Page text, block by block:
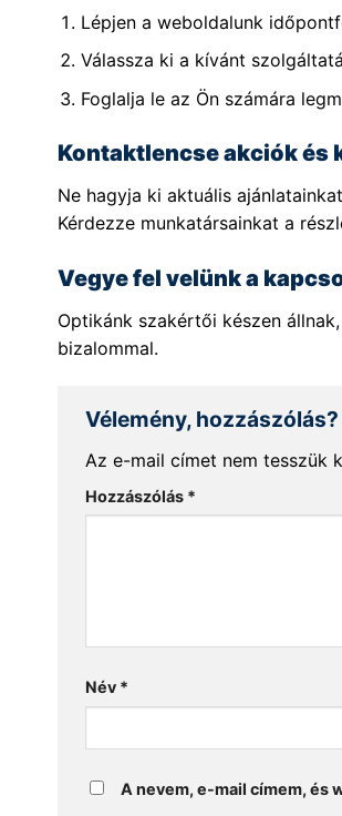
Lépjen a weboldalunk
Válassza ki a kívánt
Foglalja le az Ön számára
Kontaktlencse akciók és
Ne hagyja ki aktuális
Kérdezze munkatársainkat a
Vegye fel velünk a
Optikánk szakértői készen
bizalommal.
Vélemény, hozzászólás?
Az e-mail címet nem tesszük
Hozzászólás *
Név *
A nevem, e-mail címem, és